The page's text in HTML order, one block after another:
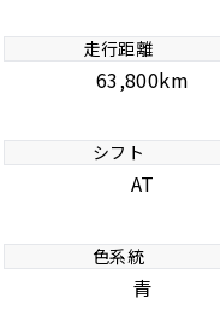
走行距離
63,800km
シフト
AT
色系統
青